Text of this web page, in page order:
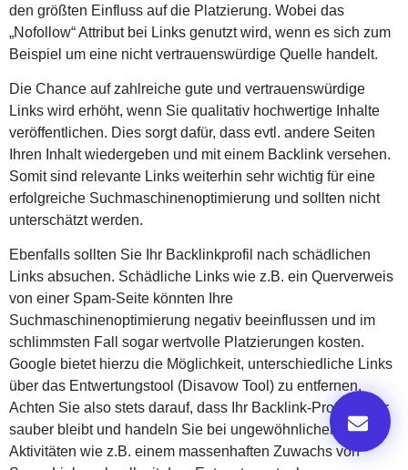
den größten Einfluss auf die Platzierung. Wobei das
„Nofollow“ Attribut bei Links genutzt wird, wenn es sich zum
Beispiel um eine nicht vertrauenswürdige Quelle handelt.
Die Chance auf zahlreiche gute und vertrauenswürdige
Links wird erhöht, wenn Sie qualitativ hochwertige Inhalte
veröffentlichen. Dies sorgt dafür, dass evtl. andere Seiten
Ihren Inhalt wiedergeben und mit einem Backlink versehen.
Somit sind relevante Links weiterhin sehr wichtig für eine
erfolgreiche Suchmaschinenoptimierung und sollten nicht
unterschätzt werden.
Ebenfalls sollten Sie Ihr Backlinkprofil nach schädlichen
Links absuchen. Schädliche Links wie z.B. ein Querverweis
von einer Spam-Seite könnten Ihre
Suchmaschinenoptimierung negativ beeinflussen und im
schlimmsten Fall sogar wertvolle Platzierungen kosten.
Google bietet hierzu die Möglichkeit, unterschiedliche Links
über das Entwertungstool (Disavow Tool) zu entfernen.
Achten Sie also stets darauf, dass Ihr Backlink-Profil immer
sauber bleibt und handeln Sie bei ungewöhnlichen
Aktivitäten wie z.B. einem massenhaften Zuwachs von